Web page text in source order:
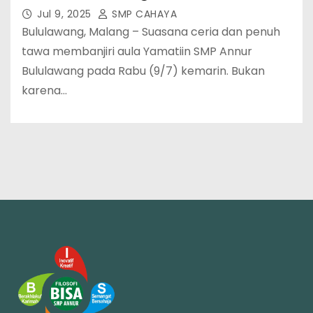
Jul 9, 2025 SMP CAHAYA
Bululawang, Malang – Suasana ceria dan penuh
tawa membanjiri aula Yamatiin SMP Annur
Bululawang pada Rabu (9/7) kemarin. Bukan
karena…